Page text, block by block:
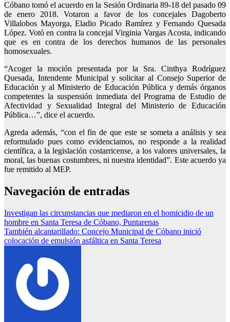
Cóbano tomó el acuerdo en la Sesión Ordinaria 89-18 del pasado 09
de enero 2018. Votaron a favor de los concejales Dagoberto
Villalobos Mayorga, Eladio Picado Ramírez y Fernando Quesada
López. Votó en contra la concejal Virginia Vargas Acosta, indicando
que es en contra de los derechos humanos de las personales
homosexuales.
“Acoger la moción presentada por la Sra. Cinthya Rodríguez
Quesada, Intendente Municipal y solicitar al Consejo Superior de
Educación y al Ministerio de Educación Pública y demás órganos
competentes la suspensión inmediata del Programa de Estudio de
Afectividad y Sexualidad Integral del Ministerio de Educación
Pública…”, dice el acuerdo.
Agreda además, “con el fin de que este se someta a análisis y sea
reformulado pues como evidenciamos, no responde a la realidad
científica, a la legislación costarricense, a los valores universales, la
moral, las buenas costumbres, ni nuestra identidad”. Este acuerdo ya
fue remitido al MEP.
Navegación de entradas
Investigan las circunstancias que mediaron en el homicidio de un
hombre en Santa Teresa de Cóbano, Puntarenas
También alcantarillado: Concejo Municipal de Cóbano inició
colocación de emulsión asfáltica en Santa Teresa